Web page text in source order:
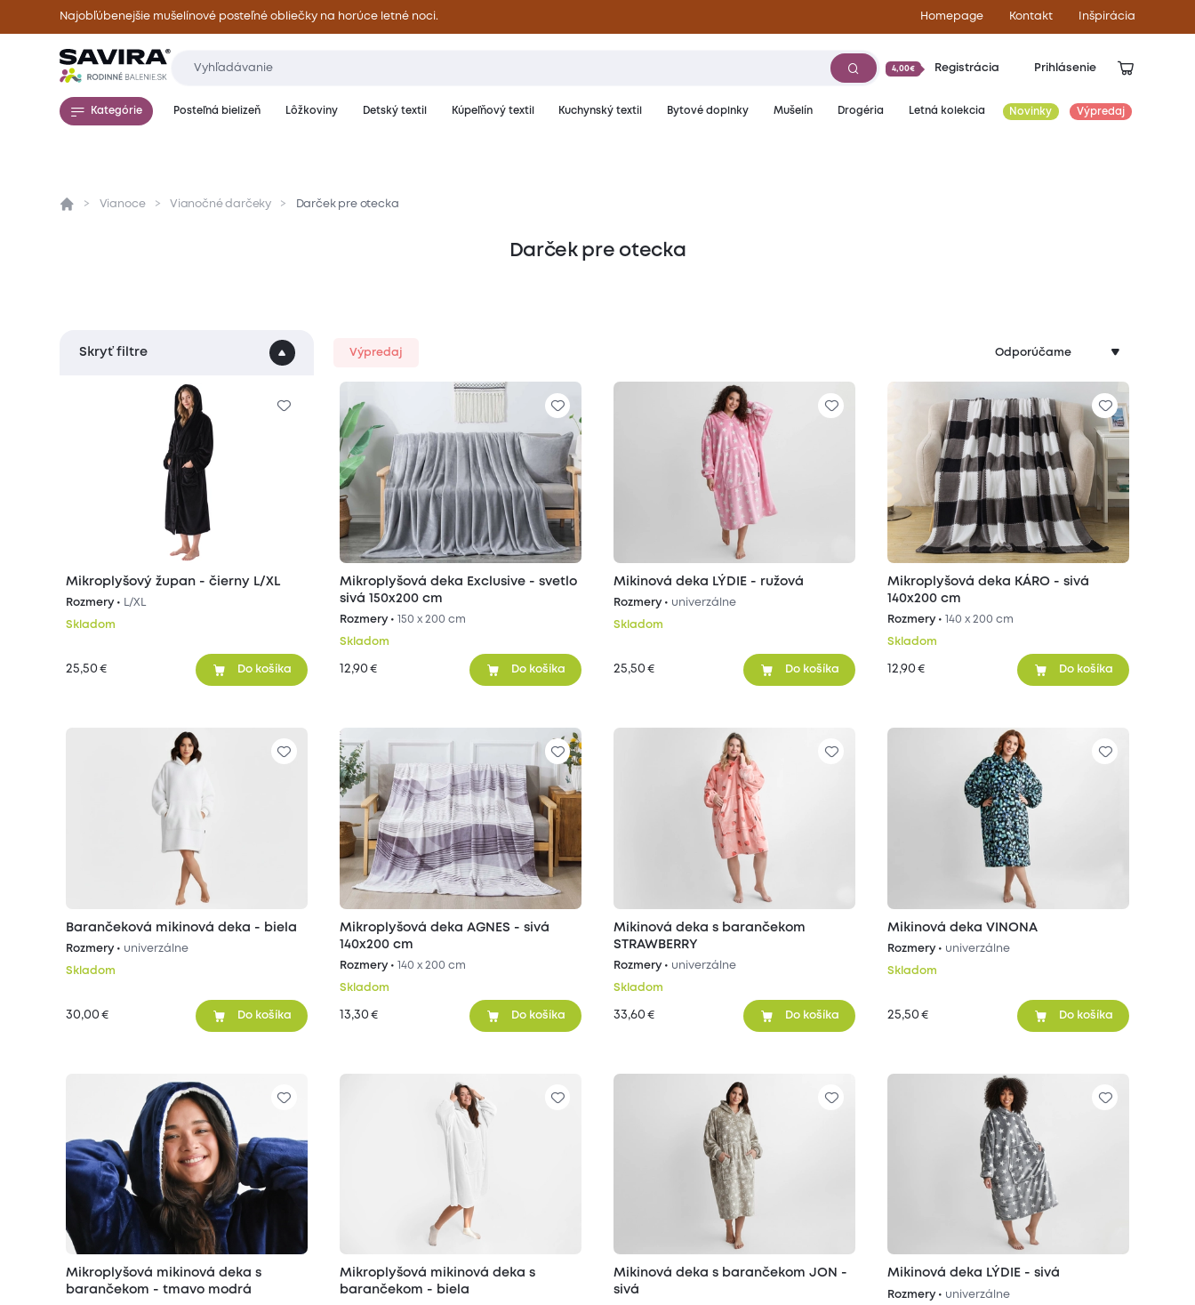
Najobľúbenejšie mušelínové posteľné obliečky na horúce letné noci. Homepage Kontakt Inšpirácia
4,00€ Registrácia Prihlásenie
Kategórie Posteľná bielizeň Lôžkoviny Detský textil Kúpeľňový textil Kuchynský textil Bytové doplnky Mušelín Drogéria Letná kolekcia Novinky Výpredaj
Vianoce Vianočné darčeky Darček pre otecka
Darček pre otecka
Skryť filtre Výpredaj
Mikroplyšový župan - čierny L/XL
Rozmery • L/XL
Skladom
25,50 € Do košíka
Mikroplyšová deka Exclusive - svetlo
sivá 150x200 cm
Rozmery • 150 x 200 cm
Skladom
12,90 € Do košíka
Mikinová deka LÝDIE - ružová
Rozmery • univerzálne
Skladom
25,50 € Do košíka
Mikroplyšová deka KÁRO - sivá
140x200 cm
Rozmery • 140 x 200 cm
Skladom
12,90 € Do košíka
Barančeková mikinová deka - biela
Rozmery • univerzálne
Skladom
30,00 € Do košíka
Mikroplyšová deka AGNES - sivá
140x200 cm
Rozmery • 140 x 200 cm
Skladom
13,30 € Do košíka
Mikinová deka s barančekom
STRAWBERRY
Rozmery • univerzálne
Skladom
33,60 € Do košíka
Mikinová deka VINONA
Rozmery • univerzálne
Skladom
25,50 € Do košíka
Mikroplyšová mikinová deka s
barančekom - tmavo modrá
Mikroplyšová mikinová deka s
barančekom - biela
Mikinová deka s barančekom JON -
sivá
Mikinová deka LÝDIE - sivá
Rozmery • univerzálne